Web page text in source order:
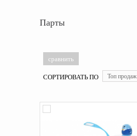
Парты
СОРТИРОВАТЬ ПО Топ продаж